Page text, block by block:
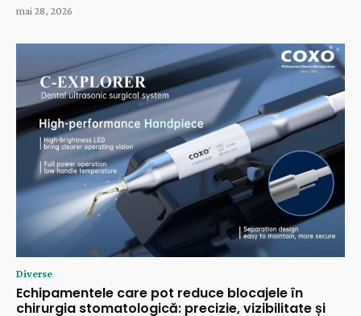
mai 28, 2026
Diverse
Echipamentele care pot reduce blocajele în
chirurgia stomatologică: precizie, vizibilitate și